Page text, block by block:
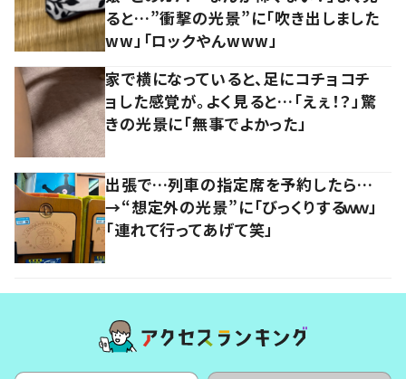
ると…”衝撃の光景”に「吹き出しました
ww」「ロックやんwww」
家で横になっていると、足にコチョコチ
ョした感覚が。よく見ると…「えぇ！？」驚
きの光景に「無事でよかった」
出張で…列車の指定席を予約したら…
→“想定外の光景”に「びっくりするｗｗ」
「連れて行ってあげて笑」